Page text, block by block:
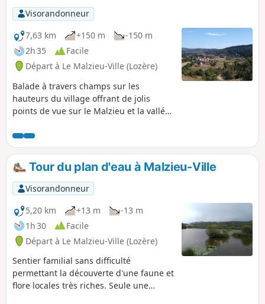
Visorandonneur
7,63 km
+150 m
-150 m
2h 35
Facile
Départ à Le Malzieu-Ville (Lozère)
Balade à travers champs sur les
hauteurs du village offrant de jolis
points de vue sur le Malzieu et la vallée
Tour du plan d'eau à Malzieu-Ville
Visorandonneur
5,20 km
+13 m
-13 m
1h 30
Facile
Départ à Le Malzieu-Ville (Lozère)
Sentier familial sans difficulté
permettant la découverte d'une faune et
flore locales très riches. Seule une